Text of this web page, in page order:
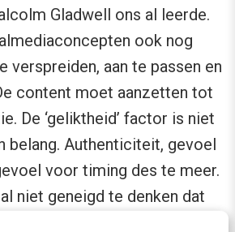
Gladwell ons al leerde.
ook nog
verspreiden, aan te passen en
content moet aanzetten tot
De ‘geliktheid’ factor is niet
belang. Authenticiteit, gevoel
voor timing des te meer.
niet geneigd te denken dat